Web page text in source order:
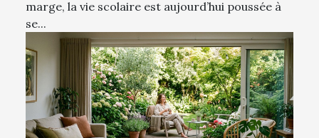
marge, la vie scolaire est aujourd’hui poussée à
se...